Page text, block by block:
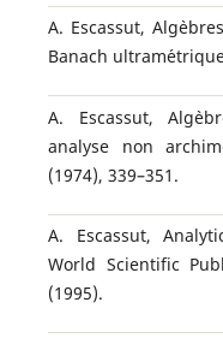
A. Escassut,
Banach
A. Escassut,
analyse non
(1974), 339–351.
A. Escassut,
World Scientific
(1995).